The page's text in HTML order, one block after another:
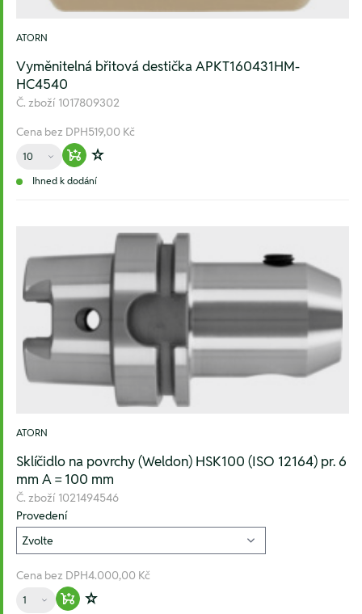
ATORN
Vyměnitelná břitová destička APKT160431HM-
HC4540
Č. zboží 1017809302
Cena bez DPH519,00 Kč
Množství
Warenkorb hinzufügen
Zur Wunschliste hinzufügen
Ihned k dodání
ATORN
Sklíčidlo na povrchy (Weldon) HSK100 (ISO 12164) pr. 6
mm A = 100 mm
Č. zboží 1021494546
Provedení
Cena bez DPH4.000,00 Kč
Množství
Warenkorb hinzufügen
Zur Wunschliste hinzufügen